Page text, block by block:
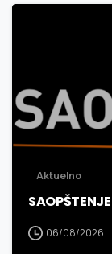
Aktuelno
06/08/2026